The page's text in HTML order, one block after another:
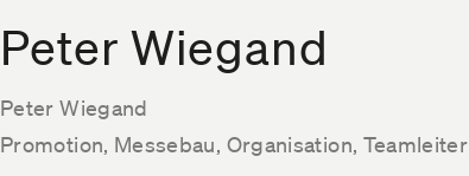
Peter Wiegand
Peter Wiegand
Promotion, Messebau, Organisation, Teamleiter